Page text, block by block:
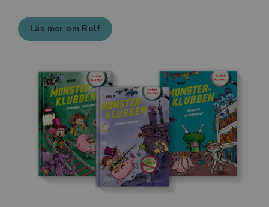
Läs mer om Rolf